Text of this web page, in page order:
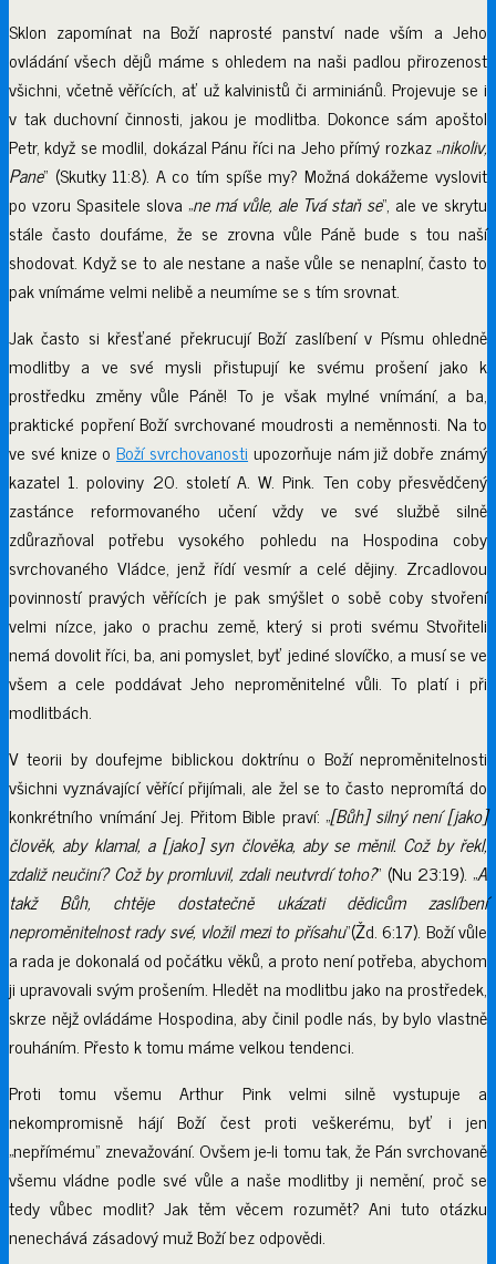
Sklon zapomínat na Boží naprosté panství nade vším a Jeho
ovládání všech dějů máme s ohledem na naši padlou přirozenost
všichni, včetně věřících, ať už kalvinistů či arminiánů. Projevuje se i
v tak duchovní činnosti, jakou je modlitba. Dokonce sám apoštol
Petr, když se modlil, dokázal Pánu říci na Jeho přímý rozkaz „nikoliv,
Pane“ (Skutky 11:8). A co tím spíše my? Možná dokážeme vyslovit
po vzoru Spasitele slova „ne má vůle, ale Tvá staň se“, ale ve skrytu
stále často doufáme, že se zrovna vůle Páně bude s tou naší
shodovat. Když se to ale nestane a naše vůle se nenaplní, často to
pak vnímáme velmi nelibě a neumíme se s tím srovnat.
Jak často si křesťané překrucují Boží zaslíbení v Písmu ohledně
modlitby a ve své mysli přistupují ke svému prošení jako k
prostředku změny vůle Páně! To je však mylné vnímání, a ba,
praktické popření Boží svrchované moudrosti a neměnnosti. Na to
ve své knize oBoží svrchovanosti upozorňuje nám již dobře známý
kazatel 1. poloviny 20. století A. W. Pink. Ten coby přesvědčený
zastánce reformovaného učení vždy ve své službě silně
zdůrazňoval potřebu vysokého pohledu na Hospodina coby
svrchovaného Vládce, jenž řídí vesmír a celé dějiny. Zrcadlovou
povinností pravých věřících je pak smýšlet o sobě coby stvoření
velmi nízce, jako o prachu země, který si proti svému Stvořiteli
nemá dovolit říci, ba, ani pomyslet, byť jediné slovíčko, a musí se ve
všem a cele poddávat Jeho neproměnitelné vůli. To platí i při
modlitbách.
V teorii by doufejme biblickou doktrínu o Boží neproměnitelnosti
všichni vyznávající věřící přijímali, ale žel se to často nepromítá do
konkrétního vnímání Jej. Přitom Bible praví: „[Bůh] silný není [jako]
člověk, aby klamal, a [jako] syn člověka, aby se měnil. Což by řekl,
zdaliž neučiní? Což by promluvil, zdali neutvrdí toho?“ (Nu 23:19). „A
takž Bůh, chtěje dostatečně ukázati dědicům zaslíbení
neproměnitelnost rady své, vložil mezi to přísahu“(Žd. 6:17). Boží vůle
a rada je dokonalá od počátku věků, a proto není potřeba, abychom
ji upravovali svým prošením. Hledět na modlitbu jako na prostředek,
skrze nějž ovládáme Hospodina, aby činil podle nás, by bylo vlastně
rouháním. Přesto k tomu máme velkou tendenci.
Proti tomu všemu Arthur Pink velmi silně vystupuje a
nekompromisně hájí Boží čest proti veškerému, byť i jen
„nepřímému“ znevažování. Ovšem je-li tomu tak, že Pán svrchovaně
všemu vládne podle své vůle a naše modlitby ji nemění, proč se
tedy vůbec modlit? Jak těm věcem rozumět? Ani tuto otázku
nenechává zásadový muž Boží bez odpovědi.